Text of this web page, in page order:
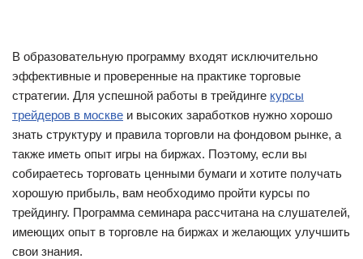
В образовательную программу входят исключительно
эффективные и проверенные на практике торговые
стратегии. Для успешной работы в трейдинге курсы
трейдеров в москве и высоких заработков нужно хорошо
знать структуру и правила торговли на фондовом рынке, а
также иметь опыт игры на биржах. Поэтому, если вы
собираетесь торговать ценными бумаги и хотите получать
хорошую прибыль, вам необходимо пройти курсы по
трейдингу. Программа семинара рассчитана на слушателей,
имеющих опыт в торговле на биржах и желающих улучшить
свои знания.